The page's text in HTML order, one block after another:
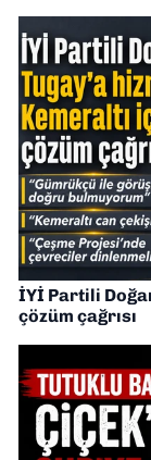
İYİ Partili
çözüm çağrısı